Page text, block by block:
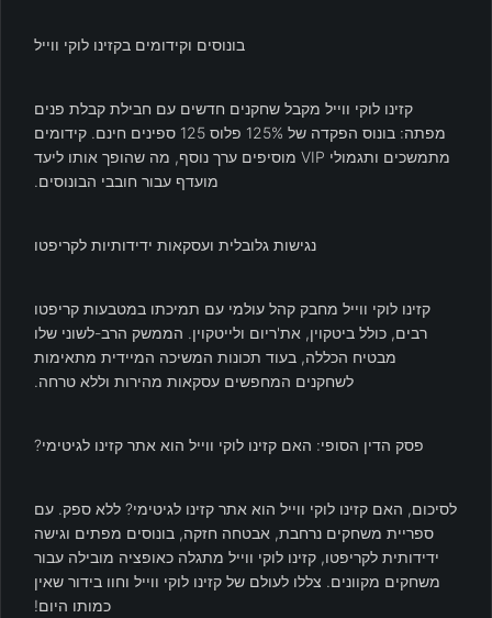
בונוסים וקידומים בקזינו לוקי ווייל
קזינו לוקי ווייל מקבל שחקנים חדשים עם חבילת קבלת פנים
מפתה: בונוס הפקדה של 125% פלוס 125 ספינים חינם. קידומים
מתמשכים ותגמולי VIP מוסיפים ערך נוסף, מה שהופך אותו ליעד
מועדף עבור חובבי הבונוסים.
נגישות גלובלית ועסקאות ידידותיות לקריפטו
קזינו לוקי ווייל מחבק קהל עולמי עם תמיכתו במטבעות קריפטו
רבים, כולל ביטקוין, את'ריום ולייטקוין. הממשק הרב-לשוני שלו
מבטיח הכללה, בעוד תכונות המשיכה המיידית מתאימות
לשחקנים המחפשים עסקאות מהירות וללא טרחה.
פסק הדין הסופי: האם קזינו לוקי ווייל הוא אתר קזינו לגיטימי?
לסיכום, האם קזינו לוקי ווייל הוא אתר קזינו לגיטימי? ללא ספק. עם
ספריית משחקים נרחבת, אבטחה חזקה, בונוסים מפתים וגישה
ידידותית לקריפטו, קזינו לוקי ווייל מתגלה כאופציה מובילה עבור
משחקים מקוונים. צללו לעולם של קזינו לוקי ווייל וחוו בידור שאין
כמותו היום!